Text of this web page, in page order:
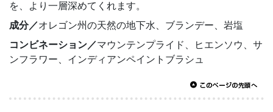
を、より一層深めてくれます。
成分／オレゴン州の天然の地下水、ブランデー、岩塩
コンビネーション／マウンテンプライド、ヒエンソウ、サ
ンフラワー、インディアンペイントブラシュ